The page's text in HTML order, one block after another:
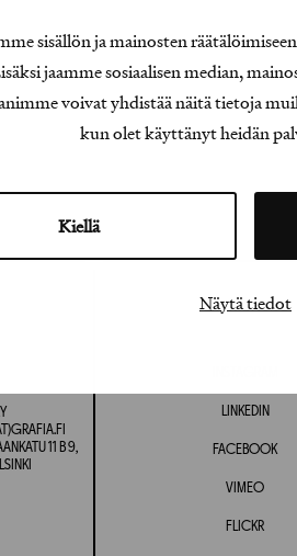
sisällön ja mainosten
jaamme sosiaalisen median,
voivat yhdistää näitä tietoja
kun olet käyttänyt heidän
Kiellä
Näytä tiedot
11 B 9,
LINKEDIN
FACEBOOK
VIMEO
FLICKR